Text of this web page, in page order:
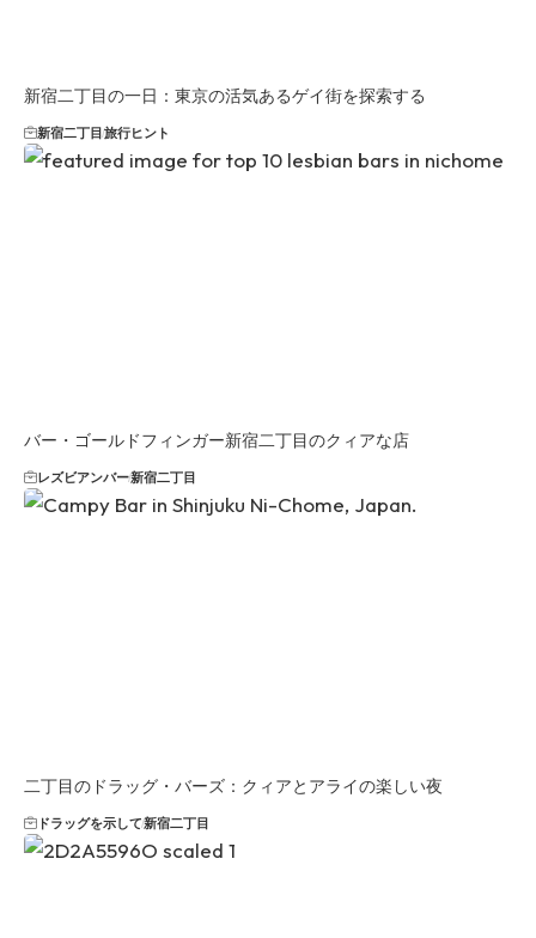
新宿二丁目の一日：東京の活気あるゲイ街を探索する
新宿二丁目旅行ヒント
バー・ゴールドフィンガー新宿二丁目のクィアな店
レズビアンバー新宿二丁目
二丁目のドラッグ・バーズ：クィアとアライの楽しい夜
ドラッグを示して新宿二丁目